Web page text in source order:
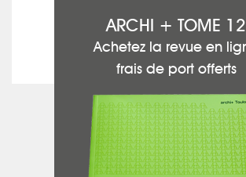
ARCHI + TOME 12
Achetez la revue en
frais de port offerts